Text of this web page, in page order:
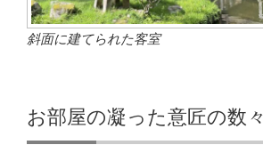
斜面に建てられた客室
お部屋の凝った意匠の数々